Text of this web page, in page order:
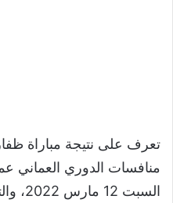
منافسات الدوري العماني
السبت 12 مارس 2022، والتي استضافها مجمع صلالة.